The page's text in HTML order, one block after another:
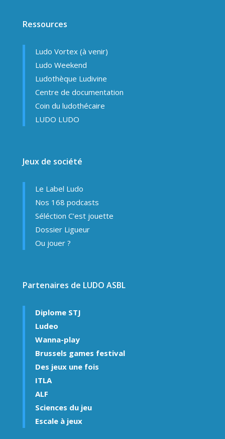
Ressources
Ludo Vortex (à venir)
Ludo Weekend
Ludothèque Ludivine
Centre de documentation
Coin du ludothécaire
LUDO LUDO
Jeux de société
Le Label Ludo
Nos 168 podcasts
Séléction C’est jouette
Dossier Ligueur
Ou jouer ?
Partenaires de LUDO ASBL
Diplome STJ
Ludeo
Wanna-play
Brussels games festival
Des jeux une fois
ITLA
ALF
Sciences du jeu
Escale à jeux